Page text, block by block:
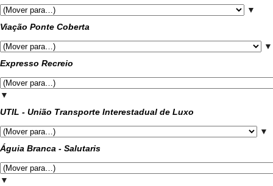
▼
Viação Ponte Coberta
▼
Expresso Recreio
▼
UTIL - União Transporte Interestadual de Luxo
▼
Águia Branca - Salutaris
▼